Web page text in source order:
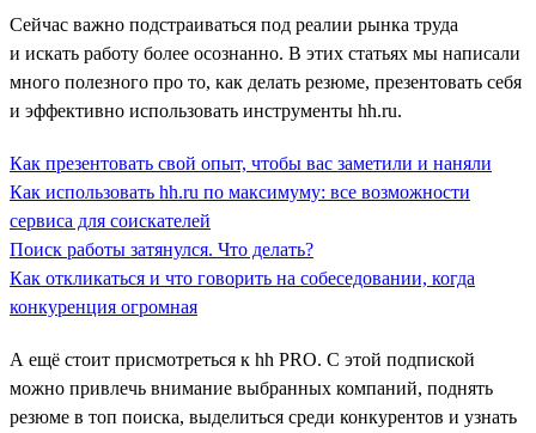
Сейчас важно подстраиваться под реалии рынка труда
и искать работу более осознанно. В этих статьях мы написали
много полезного про то, как делать резюме, презентовать себя
и эффективно использовать инструменты hh.ru.
Как презентовать свой опыт, чтобы вас заметили и наняли
Как использовать hh.ru по максимуму: все возможности
сервиса для соискателей
Поиск работы затянулся. Что делать?
Как откликаться и что говорить на собеседовании, когда
конкуренция огромная
А ещё стоит присмотреться к hh PRO. С этой подпиской
можно привлечь внимание выбранных компаний, поднять
резюме в топ поиска, выделиться среди конкурентов и узнать